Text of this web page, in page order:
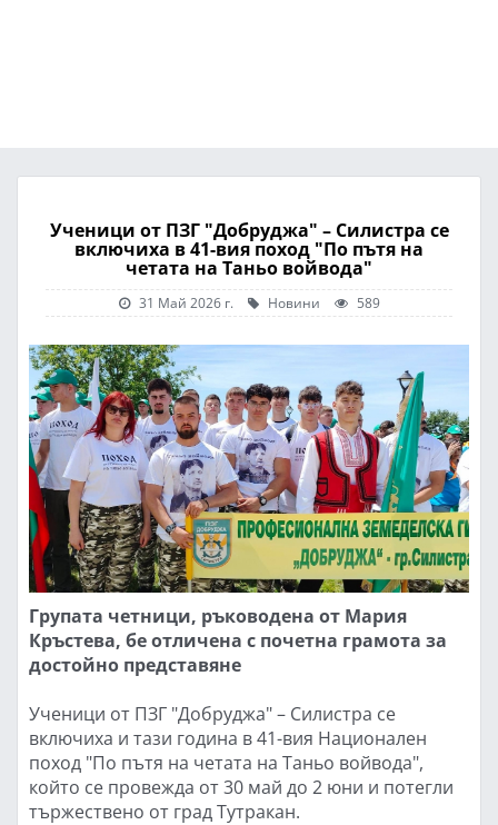
Ученици от ПЗГ "Добруджа" – Силистра се
включиха в 41-вия поход "По пътя на
четата на Таньо войвода"
31 Май 2026 г. Новини 589
Групата четници, ръководена от Мария
Кръстева, бе отличена с почетна грамота за
достойно представяне
Ученици от ПЗГ "Добруджа" – Силистра се
включиха и тази година в 41-вия Национален
поход "По пътя на четата на Таньо войвода",
който се провежда от 30 май до 2 юни и потегли
тържествено от град Тутракан.